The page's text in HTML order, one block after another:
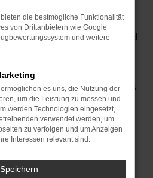
Toyota Hilux in Cottbus
sitzen im perfekten Fahrzeug
Sie dank der Wendigkeit und
Motoren perfekt auf den
andererseits ist der
Fahrten auf Autobahn oder
Modell erhalten Sie als
Schiefelbein. Wir bieten
als Neuwagen als auch als
etwas mehr sparen möchte,
oder einen
die bestmögliche Funktionalität
von Drittanbietern wie Google
und weitere
es uns, die Nutzung der
um die Leistung zu messen und
werden Technologien eingesetzt,
verwendet werden, um
zu verfolgen und um Anzeigen
Interessen relevant sind.
Speichern